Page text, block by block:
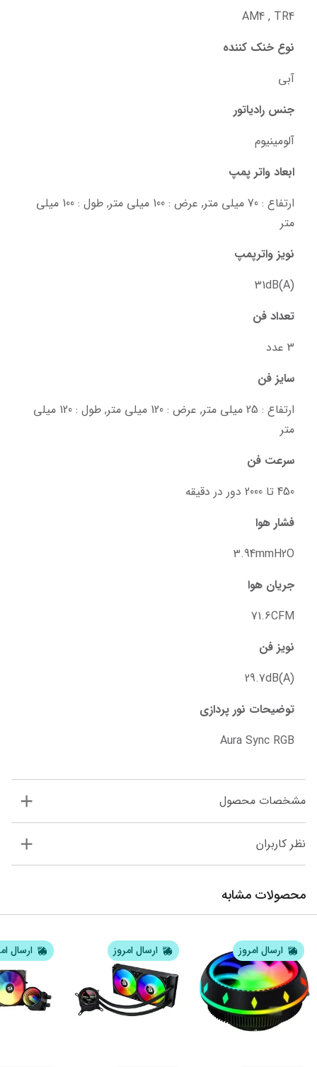
AM4 , TR4
نوع خنک کننده
آبی
جنس رادیاتور
آلومینیوم
ابعاد واتر پمپ
متر
نویز واترپمپ
31dB(A)
تعداد فن
3 عدد
سایز فن
متر
سرعت فن
450 تا 2000 دور در دقیقه
فشار هوا
3.94mmH2O
جریان هوا
71.6CFM
نویز فن
29.7dB(A)
توضیحات نور پردازی
Aura Sync RGB
مشخصات محصول
نظر کاربران
محصولات مشابه
ارسال امروز ارسال امروز ارسال